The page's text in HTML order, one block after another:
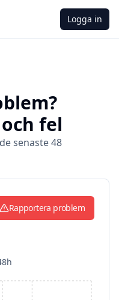
Logga in
fel
senaste 48
Rapportera problem